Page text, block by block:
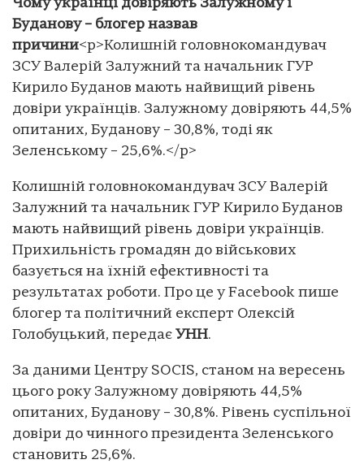
Чому українці довіряють Залужному і
Буданову – блогер назвав
причини<p>Колишній головнокомандувач
ЗСУ Валерій Залужний та начальник ГУР
Кирило Буданов мають найвищий рівень
довіри українців. Залужному довіряють 44,5%
опитаних, Буданову – 30,8%, тоді як
Зеленському – 25,6%.</p>
Колишній головнокомандувач ЗСУ Валерій
Залужний та начальник ГУР Кирило Буданов
мають найвищий рівень довіри українців.
Прихильність громадян до військових
базується на їхній ефективності та
результатах роботи. Про це у Facebook пише
блогер та політичний експерт Олексій
Голобуцький, передає УНН.
За даними Центру SOCIS, станом на вересень
цього року Залужному довіряють 44,5%
опитаних, Буданову – 30,8%. Рівень суспільної
довіри до чинного президента Зеленського
становить 25,6%.